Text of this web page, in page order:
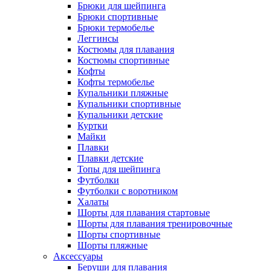
Брюки для шейпинга
Брюки спортивные
Брюки термобелье
Леггинсы
Костюмы для плавания
Костюмы спортивные
Кофты
Кофты термобелье
Купальники пляжные
Купальники спортивные
Купальники детские
Куртки
Майки
Плавки
Плавки детские
Топы для шейпинга
Футболки
Футболки с воротником
Халаты
Шорты для плавания стартовые
Шорты для плавания тренировочные
Шорты спортивные
Шорты пляжные
Аксессуары
Беруши для плавания